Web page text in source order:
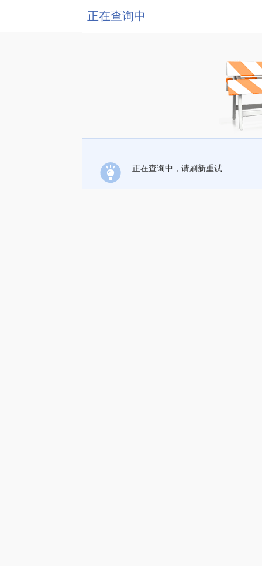
正在查询中
正在查询中，请刷新重试